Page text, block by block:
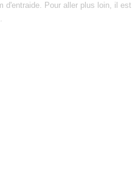
d'entraide. Pour aller plus loin, il est